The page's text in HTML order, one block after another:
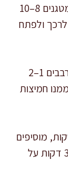
זית על אש בינונית. מוסיפים בצל, גזר וסלרי ומטגנים 8–10
ולפתח
פותחים את הרסק: מוסיפים רסק עגבניות ומערבבים 1–2
חמיצות
מוסיפים
מלח, פלפל שחור, כמון ועלה דפנה. מבשלים 3 דקות על